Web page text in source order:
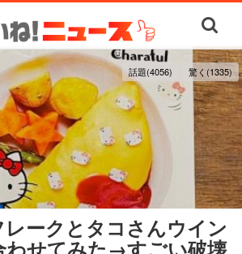
話題(4056) 驚く(1335)
ークとタコさんウイン
わせてみた→すごい破壊